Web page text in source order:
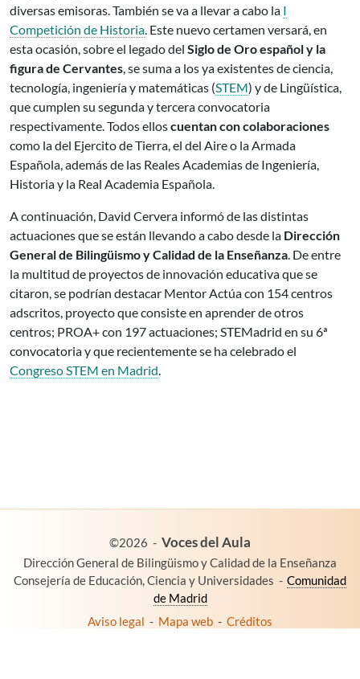
diversas emisoras. También se va a llevar a cabo la I
Competición de Historia. Este nuevo certamen versará, en
esta ocasión, sobre el legado del Siglo de Oro español y la
figura de Cervantes, se suma a los ya existentes de ciencia,
tecnología, ingeniería y matemáticas (STEM) y de Lingüística,
que cumplen su segunda y tercera convocatoria
respectivamente. Todos elloscuentan con colaboraciones
como la del Ejercito de Tierra, el del Aire o la Armada
Española, además de las Reales Academias de Ingeniería,
Historia y la Real Academia Española.
A continuación, David Cervera informó de las distintas
actuaciones que se están llevando a cabo desde la Dirección
General de Bilingüismo y Calidad de la Enseñanza. De entre
la multitud de proyectos de innovación educativa que se
citaron, se podrían destacar Mentor Actúa con 154 centros
adscritos, proyecto que consiste en aprender de otros
centros; PROA+ con 197 actuaciones; STEMadrid en su 6ª
convocatoria y que recientemente se ha celebrado el
Congreso STEM en Madrid.
©2026 - Voces del Aulaes un proyecto de:
Dirección General de Bilingüismo y Calidad de la Enseñanza
Consejería de Educación, Ciencia y Universidades - Comunidad
de Madrid
Aviso legal - Mapa web - Créditos